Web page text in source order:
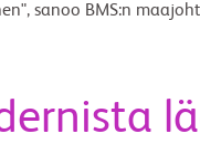
sanoo BMS:n